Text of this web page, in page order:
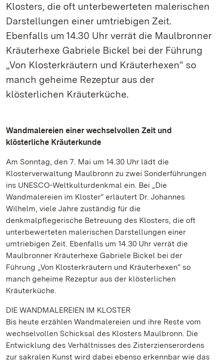
Klosters, die oft unterbewerteten malerischen
Darstellungen einer umtriebigen Zeit.
Ebenfalls um 14.30 Uhr verrät die Maulbronner
Kräuterhexe Gabriele Bickel bei der Führung
„Von Klosterkräutern und Kräuterhexen“ so
manch geheime Rezeptur aus der
klösterlichen Kräuterküche.
Wandmalereien einer wechselvollen Zeit und
klösterliche Kräuterkunde
Am Sonntag, den 7. Mai um 14.30 Uhr lädt die
Klosterverwaltung Maulbronn zu zwei Sonderführungen
ins UNESCO-Weltkulturdenkmal ein. Bei „Die
Wandmalereien im Kloster“ erläutert Dr. Johannes
Wilhelm, viele Jahre zuständig für die
denkmalpflegerische Betreuung des Klosters, die oft
unterbewerteten malerischen Darstellungen einer
umtriebigen Zeit. Ebenfalls um 14.30 Uhr verrät die
Maulbronner Kräuterhexe Gabriele Bickel bei der
Führung „Von Klosterkräutern und Kräuterhexen“ so
manch geheime Rezeptur aus der klösterlichen
Kräuterküche.
DIE WANDMALEREIEN IM KLOSTER
Bis heute erzählen Wandmalereien und ihre Reste vom
wechselvollen Schicksal des Klosters Maulbronn. Die
Entwicklung des Verhältnisses des Zisterzienserordens
zur sakralen Kunst wird dabei ebenso erkennbar wie das